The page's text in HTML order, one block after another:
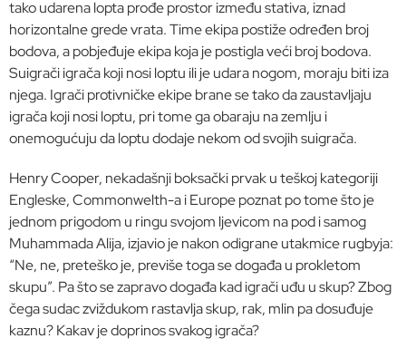
tako udarena lopta prođe prostor između stativa, iznad
horizontalne grede vrata. Time ekipa postiže određen broj
bodova, a pobjeđuje ekipa koja je postigla veći broj bodova.
Suigrači igrača koji nosi loptu ili je udara nogom, moraju biti iza
njega. Igrači protivničke ekipe brane se tako da zaustavljaju
igrača koji nosi loptu, pri tome ga obaraju na zemlju i
onemogućuju da loptu dodaje nekom od svojih suigrača.
Henry Cooper, nekadašnji boksački prvak u teškoj kategoriji
Engleske, Commonwelth-a i Europe poznat po tome što je
jednom prigodom u ringu svojom ljevicom na pod i samog
Muhammada Alija, izjavio je nakon odigrane utakmice rugbyja:
“Ne, ne, preteško je, previše toga se događa u prokletom
skupu”. Pa što se zapravo događa kad igrači uđu u skup? Zbog
čega sudac zviždukom rastavlja skup, rak, mlin pa dosuđuje
kaznu? Kakav je doprinos svakog igrača?